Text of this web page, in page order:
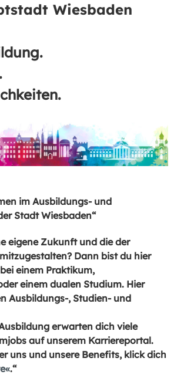
Wiesbaden
im Ausbildungs- und
Stadt Wiesbaden“
eigene Zukunft und die der
Dann bist du hier
einem Praktikum,
einem dualen Studium. Hier
Ausbildungs-, Studien- und
erwarten dich viele
auf unserem Karriereportal.
uns und unsere Benefits, klick dich
.“